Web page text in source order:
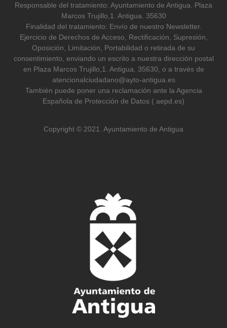
Responsable del tratamiento: Ayuntamiento de Antigua. Plaza
Marcos Trujillo,1. Antigua. 35630
Finalidad del tratamiento: Envío de nuestro Newsletter.
Ejercicio de Derechos de Acceso, Rectificación, Supresión,
Oposición, Limitación, Portabilidad o retirada de su
consentimiento, enviando un escrito a nuestra dirección postal
en Plaza Marcos Trujillo,1. Antigua. 35630, o a través de
atencionalciudadano@ayto-antigua.es
También puede poner una reclamación ante la Agencia
Española de Protección de Datos ( aepd.es)
Copyright © 2021. Ayuntamiento de Antigua